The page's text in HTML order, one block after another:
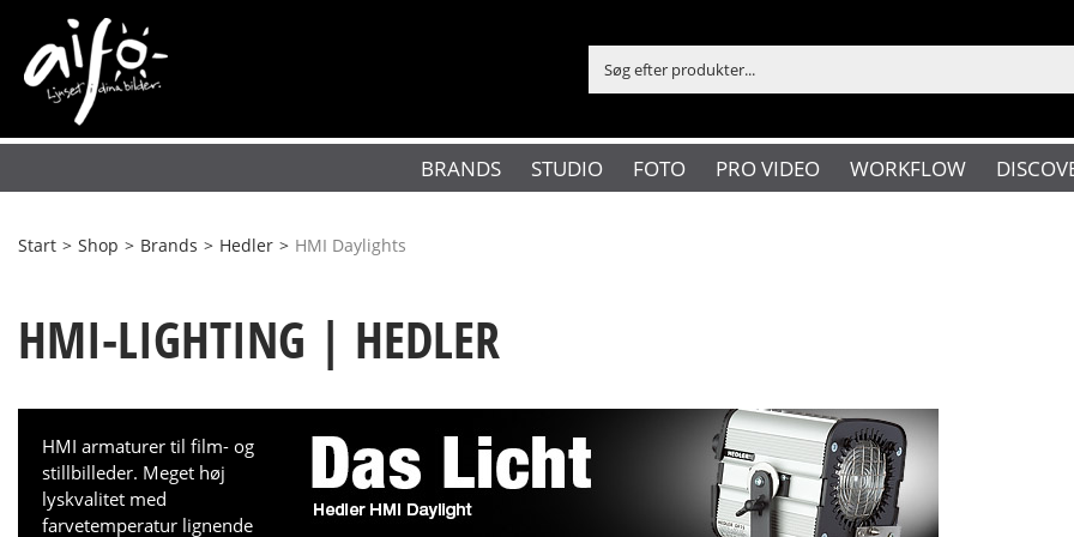
BRANDS STUDIO FOTO PRO VIDEO WORKFLOW
Start > Shop > Brands > Hedler > HMI Daylights
HMI-LIGHTING | HEDLER
HMI armaturer til film- og
stillbilleder. Meget høj
lyskvalitet med
farvetemperatur lignende